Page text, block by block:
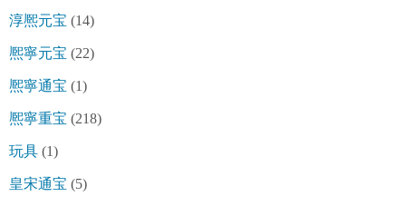
淳熈元宝 (14)
熈寧元宝 (22)
熈寧通宝 (1)
熈寧重宝 (218)
玩具 (1)
皇宋通宝 (5)